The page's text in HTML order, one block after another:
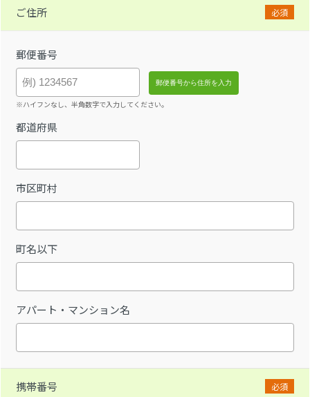
ご住所 必須
郵便番号
※ハイフンなし、半角数字で入力してください。
都道府県
市区町村
町名以下
アパート・マンション名
携帯番号 必須